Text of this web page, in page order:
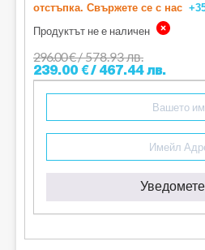
отстъпка. Свържете се с нас
Продуктът не е наличен
296.00€/ 578.93 лв.
239.00 €/ 467.44 лв.